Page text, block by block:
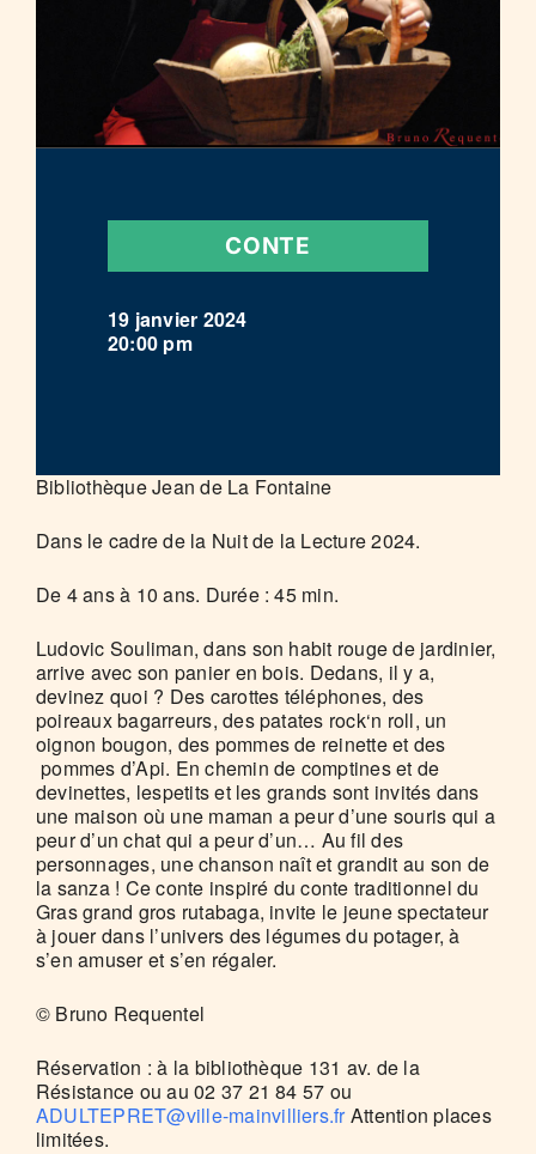
CONTE
19 janvier 2024
20:00 pm
Bibliothèque Jean de La Fontaine
Dans le cadre de la Nuit de la Lecture 2024.
De 4 ans à 10 ans. Durée : 45 min.
Ludovic Souliman, dans son habit rouge de jardinier,
arrive avec son panier en bois. Dedans, il y a,
devinez quoi ? Des carottes téléphones, des
poireaux bagarreurs, des patates rock‘n roll, un
oignon bougon, des pommes de reinette et des
pommes d’Api. En chemin de comptines et de
devinettes, lespetits et les grands sont invités dans
une maison où une maman a peur d’une souris qui a
peur d’un chat qui a peur d’un… Au fil des
personnages, une chanson naît et grandit au son de
la sanza ! Ce conte inspiré du conte traditionnel du
Gras grand gros rutabaga, invite le jeune spectateur
à jouer dans l’univers des légumes du potager, à
s’en amuser et s’en régaler.
© Bruno Requentel
Réservation : à la bibliothèque 131 av. de la
Résistance ou au 02 37 21 84 57 ou
ADULTEPRET@ville-mainvilliers.frAttention places
limitées.